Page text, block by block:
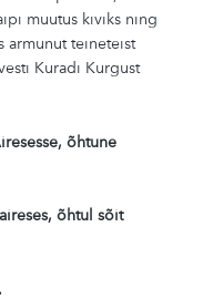
muutus kiviks ning
armunut teineteist
Kuradi Kurgust
õhtune
õhtul sõit